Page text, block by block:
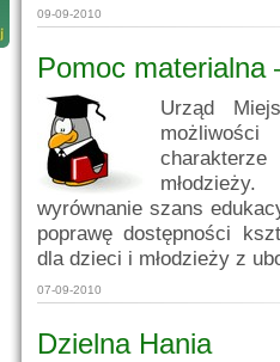
09-09-2010
Pomoc materialna
Urząd
wyrównanie szans
poprawę dostępności
dla dzieci i młodzieży z
07-09-2010
Dzielna Hania